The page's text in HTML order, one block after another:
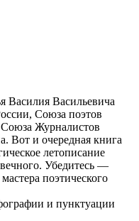
Василия Васильевича
Союза поэтов
Журналистов
Вот и очередная книга
летописание
Убедитесь —
поэтического
и пунктуации